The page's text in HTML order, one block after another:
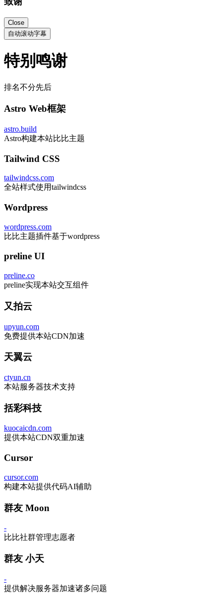
Close
自动滚动字幕
特别鸣谢
排名不分先后
Astro Web框架
astro.build
Astro构建本站比比主题
Tailwind CSS
tailwindcss.com
全站样式使用tailwindcss
Wordpress
wordpress.com
比比主题插件基于wordpress
preline UI
preline.co
preline实现本站交互组件
又拍云
upyun.com
免费提供本站CDN加速
天翼云
ctyun.cn
本站服务器技术支持
括彩科技
kuocaicdn.com
提供本站CDN双重加速
Cursor
cursor.com
构建本站提供代码AI辅助
群友 Moon
-
比比社群管理志愿者
群友 小天
-
提供解决服务器加速诸多问题